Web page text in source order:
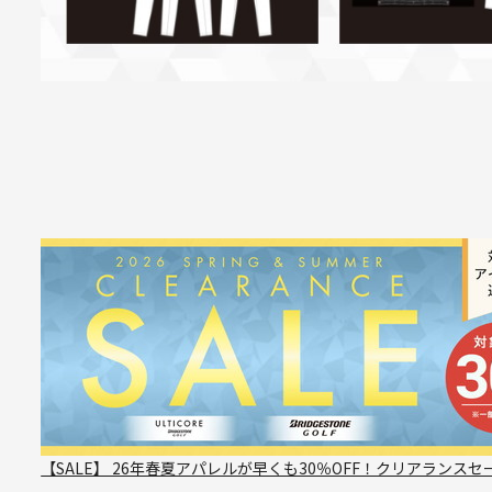
【SALE】 26年春夏アパレルが早くも30％OFF！クリアランスセ